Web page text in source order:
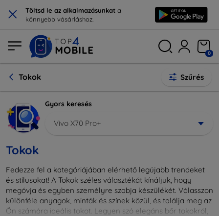
× Töltsd le az alkalmazásunkat a
könnyebb vásárláshoz.
0
Tokok Szűrés
Gyors keresés
Vivo X70 Pro+
Tokok
Fedezze fel a kategóriájában elérhető legújabb trendeket
és stílusokat! A Tokok széles választékát kínáljuk, hogy
megóvja és egyben személyre szabja készülékét. Válasszon
különféle anyagok, minták és színek közül, és találja meg az
Ön számára ideális tokot. Legyen szó elegáns bőr tokokról,